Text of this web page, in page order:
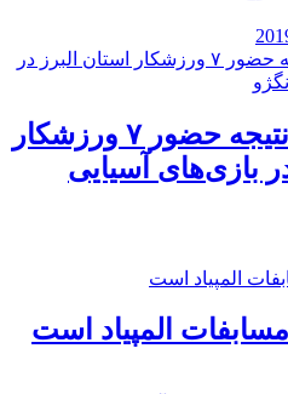
۲ مدال برنز نتیجه حضور ۷ ورزشکار
بازی‌های آسیایی
المپیاد است